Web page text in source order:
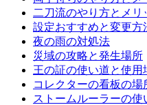
二刀流のやり方とメリ
設定おすすめと変更方
夜の雨の対処法
災域の攻略と発生場所
王の証の使い道と使用
コレクターの看板の
ストームルーラーの使